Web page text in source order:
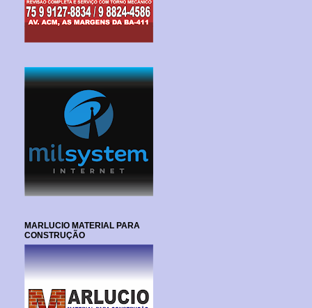
MARLUCIO MATERIAL PARA
CONSTRUÇÃO